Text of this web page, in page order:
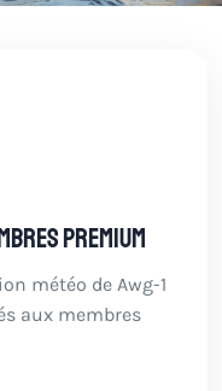
Premium
météo de Awg-1
aux membres